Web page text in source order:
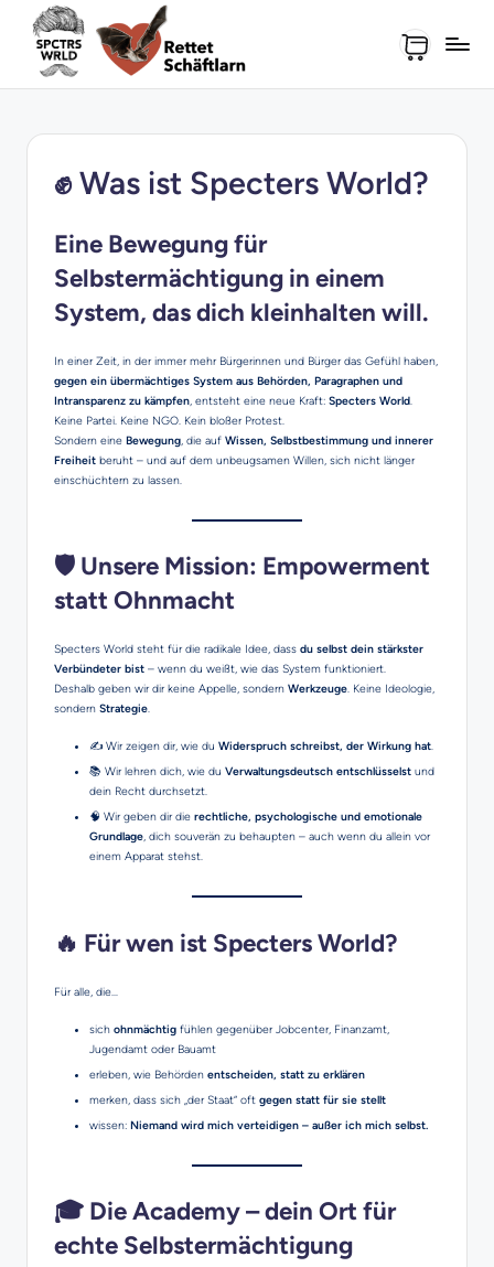
✊Was ist Specters World?
Eine Bewegung für
Selbstermächtigung in einem
System, das dich kleinhalten will.
In einer Zeit, in der immer mehr Bürgerinnen und Bürger das Gefühl haben,
gegen ein übermächtiges System aus Behörden, Paragraphen und
Intransparenz zu kämpfen, entsteht eine neue Kraft: Specters World.
Keine Partei. Keine NGO. Kein bloßer Protest.
Sondern eine Bewegung, die auf Wissen, Selbstbestimmung und innerer
Freiheit beruht – und auf dem unbeugsamen Willen, sich nicht länger
einschüchtern zu lassen.
🛡️ Unsere Mission: Empowerment
statt Ohnmacht
Specters World steht für die radikale Idee, dass du selbst dein stärkster
Verbündeter bist – wenn du weißt, wie das System funktioniert.
Deshalb geben wir dir keine Appelle, sondern Werkzeuge. Keine Ideologie,
sondern Strategie.
✍️ Wir zeigen dir, wie du Widerspruch schreibst, der Wirkung hat.
📚 Wir lehren dich, wie du Verwaltungsdeutsch entschlüsselst und
dein Recht durchsetzt.
🧠 Wir geben dir die rechtliche, psychologische und emotionale
Grundlage, dich souverän zu behaupten – auch wenn du allein vor
einem Apparat stehst.
🔥 Für wen ist Specters World?
Für alle, die…
sich ohnmächtig fühlen gegenüber Jobcenter, Finanzamt,
Jugendamt oder Bauamt
erleben, wie Behörden entscheiden, statt zu erklären
merken, dass sich „der Staat“ oft gegen statt für sie stellt
wissen: Niemand wird mich verteidigen – außer ich mich selbst.
🎓 Die Academy – dein Ort für
echte Selbstermächtigung